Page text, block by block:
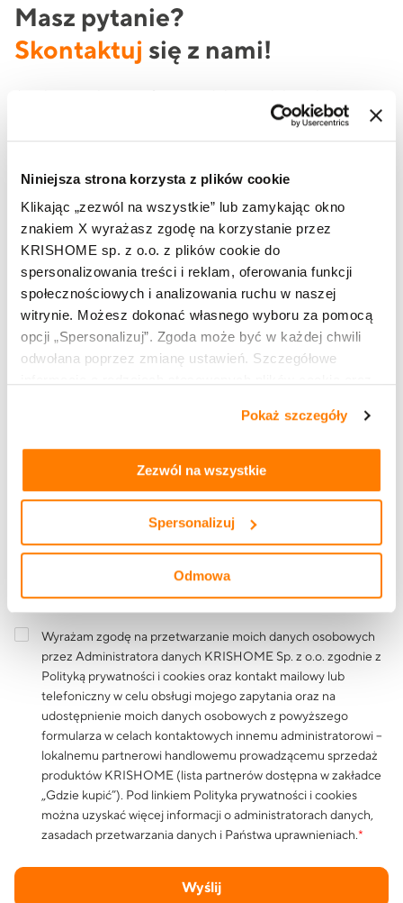
Niniejsza strona korzysta z plików cookie
Klikając „zezwól na wszystkie” lub zamykając okno
znakiem X wyrażasz zgodę na korzystanie przez
KRISHOME sp. z o.o. z plików cookie do
spersonalizowania treści i reklam, oferowania funkcji
społecznościowych i analizowania ruchu w naszej
witrynie. Możesz dokonać własnego wyboru za pomocą
opcji „Spersonalizuj”. Zgoda może być w każdej chwili
odwołana poprzez zmianę ustawień. Szczegółowe
tym, jak korzystasz z naszej witryny, znajdziesz w
prywatności i cookies.
Pokaż szczegóły
Zezwól na wszystkie
Spersonalizuj
Odmowa
Masz pytanie?
Skontaktuj się z nami!
informacji na temat produktów marki KRISHOME, to
skorzystaj z formularza lub zadzwoń do nas już teraz.
Imię i nazwisko
Telefon
Adres e-mail
Wyrażam zgodę na przetwarzanie moich danych osobowych
przez Administratora danych KRISHOME Sp. z o.o. zgodnie z
Polityką prywatności i cookiesoraz kontakt mailowy lub
telefoniczny w celu obsługi mojego zapytania oraz na
udostępnienie moich danych osobowych z powyższego
formularza w celach kontaktowych innemu administratorowi –
lokalnemu partnerowi handlowemu prowadzącemu sprzedaż
produktów KRISHOME (lista partnerów dostępna w zakładce
„Gdzie kupić”). Pod linkiem Polityka prywatności i cookies
można uzyskać więcej informacji o administratorach danych,
zasadach przetwarzania danych i Państwa uprawnieniach.*
Wyślij